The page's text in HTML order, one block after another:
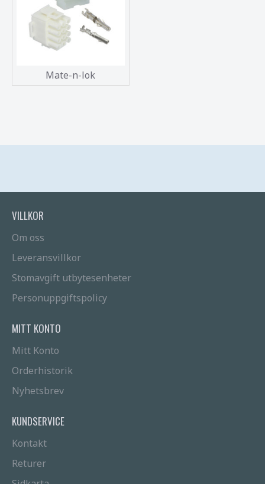
Mate-n-lok
VILLKOR
Om oss
Leveransvillkor
Stomavgift utbytesenheter
Personuppgiftspolicy
MITT KONTO
Mitt Konto
Orderhistorik
Nyhetsbrev
KUNDSERVICE
Kontakt
Returer